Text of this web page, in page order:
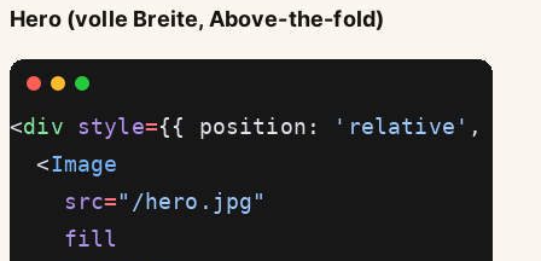
Hero (volle Breite, Above-the-fold)
<div style={{ position: 'relative' ,
  <
Image
    src
="/hero.jpg"
    fill